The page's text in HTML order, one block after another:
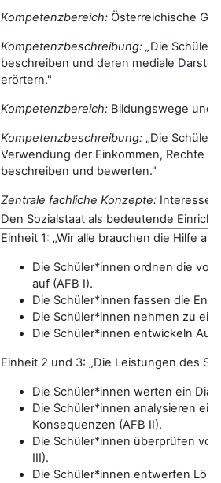
Kompetenzbereich: Österreichische
Kompetenzbeschreibung: „Die
beschreiben und deren mediale
erörtern."
Kompetenzbereich: Bildungswege und
Kompetenzbeschreibung: „Die
Verwendung der Einkommen, Rechte
beschreiben und bewerten."
Zentrale fachliche Konzepte: Interesse
Den Sozialstaat als bedeutende
Einheit 1: „Wir alle brauchen die Hilfe
Die Schüler*innen ordnen die
auf (AFB I).
Die Schüler*innen fassen die
Die Schüler*innen nehmen zu
Die Schüler*innen entwickeln
Einheit 2 und 3: „Die Leistungen des
Die Schüler*innen werten ein
Die Schüler*innen analysieren
Konsequenzen (AFB II).
Die Schüler*innen überprüfen
III).
Die Schüler*innen entwerfen